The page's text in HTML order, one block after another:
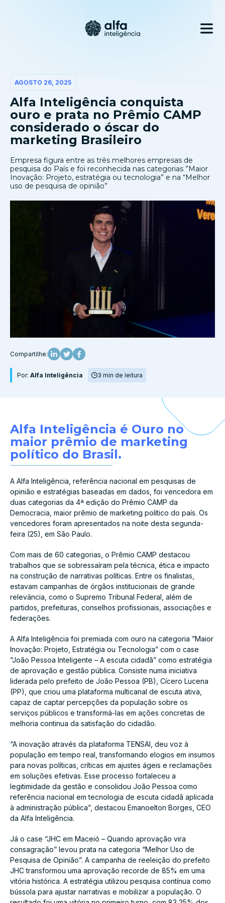
AGOSTO 26, 2025
Alfa Inteligência conquista
ouro e prata no Prêmio CAMP
considerado o óscar do
marketing Brasileiro
Empresa figura entre as três melhores empresas de
pesquisa do País e foi reconhecida nas categorias ”Maior
Inovação: Projeto, estratégia ou tecnologia” e na “Melhor
uso de pesquisa de opinião”
Compartilhe:
Por: Alfa Inteligência 3 min de leitura
Alfa Inteligência é Ouro no
maior prêmio de marketing
político do Brasil.
A Alfa Inteligência, referência nacional em pesquisas de
opinião e estratégias baseadas em dados, foi vencedora em
duas categorias da 4ª edição do Prêmio CAMP da
Democracia, maior prêmio de marketing político do país. Os
vencedores foram apresentados na noite desta segunda-
feira (25), em São Paulo.
Com mais de 60 categorias, o Prêmio CAMP destacou
trabalhos que se sobressaíram pela técnica, ética e impacto
na construção de narrativas políticas. Entre os finalistas,
estavam campanhas de órgãos institucionais de grande
relevância, como o Supremo Tribunal Federal, além de
partidos, prefeituras, conselhos profissionais, associações e
federações.
A Alfa Inteligência foi premiada com ouro na categoria ”Maior
Inovação: Projeto, Estratégia ou Tecnologia” com o case
“João Pessoa Inteligente – A escuta cidadã” como estratégia
de aprovação e gestão pública. Consiste numa iniciativa
liderada pelo prefeito de João Pessoa (PB), Cícero Lucena
(PP), que criou uma plataforma multicanal de escuta ativa,
capaz de captar percepções da população sobre os
serviços públicos e transformá-las em ações concretas de
melhoria continua da satisfação do cidadão.
“A inovação através da plataforma TENSAI, deu voz à
população em tempo real, transformando elogios em insumos
para novas políticas, críticas em ajustes ágeis e reclamações
em soluções efetivas. Esse processo fortaleceu a
legitimidade da gestão e consolidou João Pessoa como
referência nacional em tecnologia de escuta cidadã aplicada
à administração pública”, destacou Emanoelton Borges, CEO
da Alfa Inteligência.
Já o case “JHC em Maceió – Quando aprovação vira
consagração” levou prata na categoria “Melhor Uso de
Pesquisa de Opinião”. A campanha de reeleição do prefeito
JHC transformou uma aprovação recorde de 85% em uma
vitória histórica. A estratégia utilizou pesquisa contínua como
bússola para ajustar narrativas e mobilizar a população. O